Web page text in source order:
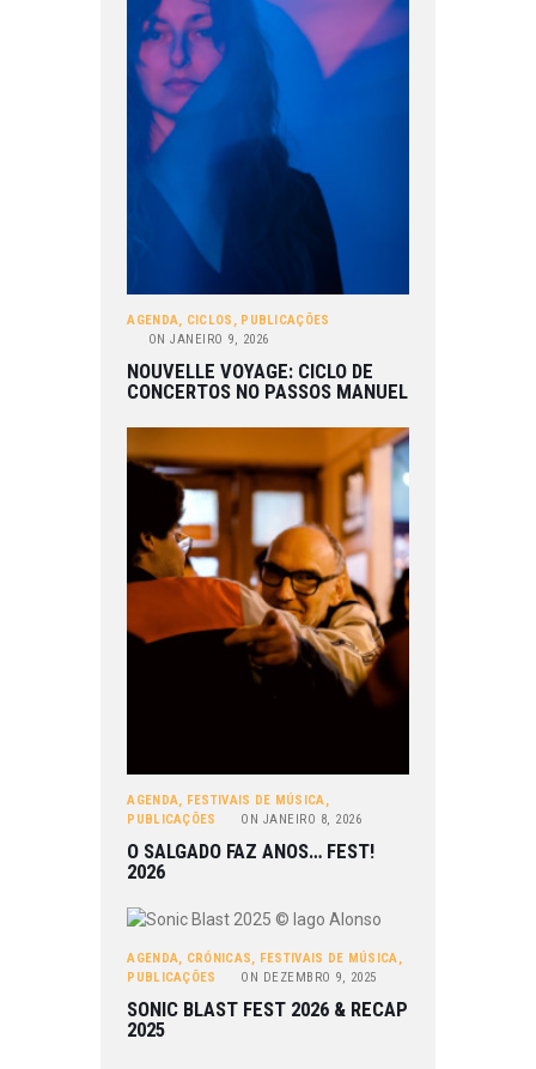
AGENDA, CICLOS , PUBLICAÇÕES
ON JANEIRO 9, 2026
NOUVELLE VOYAGE: CICLO DE
CONCERTOS NO PASSOS MANUEL
AGENDA, FESTIVAIS DE MÚSICA,
PUBLICAÇÕES
ON JANEIRO 8, 2026
O SALGADO FAZ ANOS… FEST!
2026
AGENDA, CRÓNICAS, FESTIVAIS DE MÚSICA,
PUBLICAÇÕES
ON DEZEMBRO 9, 2025
SONIC BLAST FEST 2026 & RECAP
2025